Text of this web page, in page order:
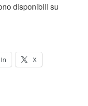
disponibili su
X